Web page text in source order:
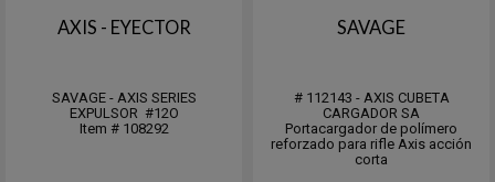
AXIS - EYECTOR
SAVAGE - AXIS SERIES
EXPULSOR #12O
Item # 108292
SAVAGE
# 112143 - AXIS CUBETA
CARGADOR SA
Portacargador de polímero
reforzado para rifle Axis acción
corta